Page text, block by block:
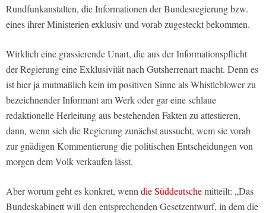
Rundfunkanstalten, die Informationen der Bundesregierung bzw.
eines ihrer Ministerien exklusiv und vorab zugesteckt bekommen.
Wirklich eine grassierende Unart, die aus der Informationspflicht
der Regierung eine Exklusivität nach Gutsherrenart macht. Denn es
ist hier ja mutmaßlich kein im positiven Sinne als Whistleblower zu
bezeichnender Informant am Werk oder gar eine schlaue
redaktionelle Herleitung aus bestehenden Fakten zu attestieren,
dann, wenn sich die Regierung zunächst aussucht, wem sie vorab
zur gnädigen Kommentierung die politischen Entscheidungen von
morgen dem Volk verkaufen lässt.
Aber worum geht es konkret, wenn die Süddeutschemitteilt: „Das
Bundeskabinett will den entsprechenden Gesetzentwurf, in dem die